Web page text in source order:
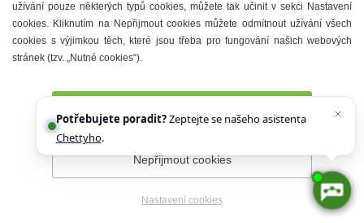
APLIKACE HUSTOPEČE
užívání pouze některých typů cookies, můžete tak učinit v sekci Nastavení
cookies. Kliknutím na Nepřijmout cookies můžete odmítnout užívání všech
cookies s výjimkou těch, které jsou třeba pro fungování našich webových
stránek (tzv. „Nutné cookies“).
Nepřijmout cookies
Nastavení cookies
Potřebujete poradit?Zeptejte se našeho asistenta
Chettyho.